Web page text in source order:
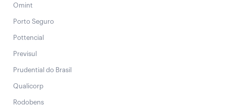
Omint
Porto Seguro
Pottencial
Previsul
Prudential do Brasil
Qualicorp
Rodobens